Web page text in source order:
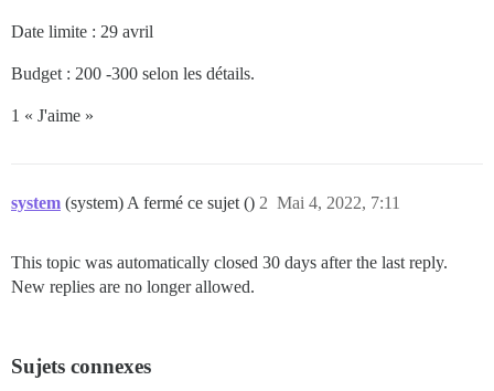
Date limite : 29 avril
Budget : 200 -300 selon les détails.
1 « J'aime »
system (system) A fermé ce sujet () Mai 4, 2022, 7:11
2
This topic was automatically closed 30 days after the last reply.
New replies are no longer allowed.
Sujets connexes